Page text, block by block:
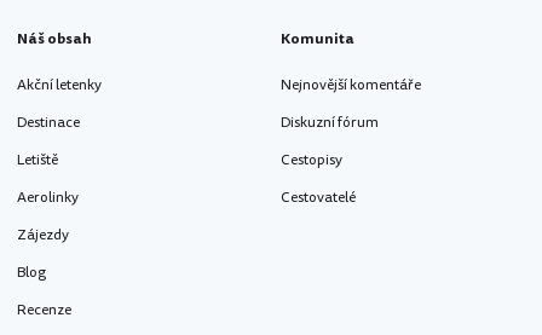
Náš obsah
Akční letenky
Destinace
Letiště
Aerolinky
Zájezdy
Blog
Recenze
Komunita
Nejnovější komentáře
Diskuzní fórum
Cestopisy
Cestovatelé